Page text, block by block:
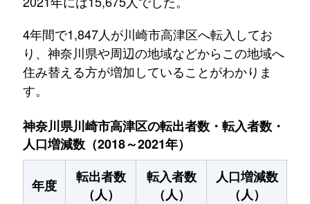
4年間で1,847人が川崎市高津区へ転入してお
り、神奈川県や周辺の地域などからこの地域へ
住み替える方が増加していることがわかりま
す。
神奈川県川崎市高津区の転出者数・転入者数・
人口増減数（2018～2021年）
年度
転出者数
（人）
転入者数
（人）
人口増減数
（人）